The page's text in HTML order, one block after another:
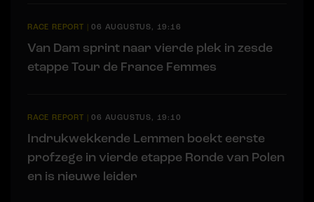
RACE REPORT |06 AUGUSTUS, 19:16
Van Dam sprint naar vierde plek in zesde
etappe Tour de France Femmes
RACE REPORT |06 AUGUSTUS, 19:10
Indrukwekkende Lemmen boekt eerste
profzege in vierde etappe Ronde van Polen
en is nieuwe leider